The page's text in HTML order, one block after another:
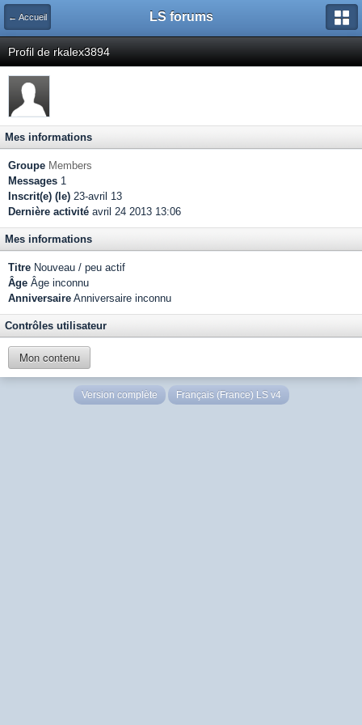
← Accueil LS forums
Profil de rkalex3894
Mes informations
Groupe Members
Messages 1
Inscrit(e) (le) 23-avril 13
Dernière activité avril 24 2013 13:06
Mes informations
Titre Nouveau / peu actif
Âge Âge inconnu
Anniversaire Anniversaire inconnu
Contrôles utilisateur
Mon contenu
Version complète Français (France) LS v4